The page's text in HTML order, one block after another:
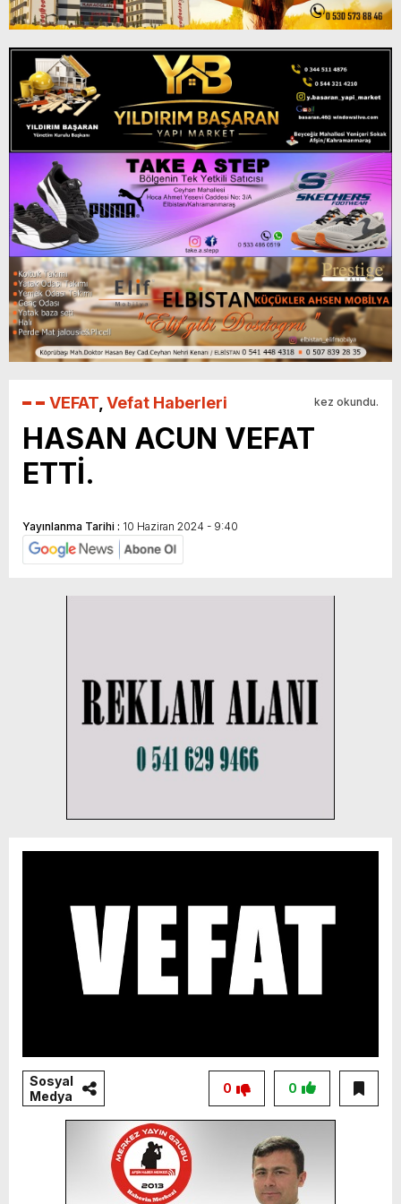
VEFAT Vefat Haberleri kez okundu.
HASAN ACUN VEFAT
ETTİ.
Yayınlanma Tarihi : 10 Haziran 2024 - 9:40
Sosyal
Medya
0
0